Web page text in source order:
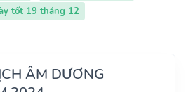
tốt 19 tháng 12
ÂM DƯƠNG